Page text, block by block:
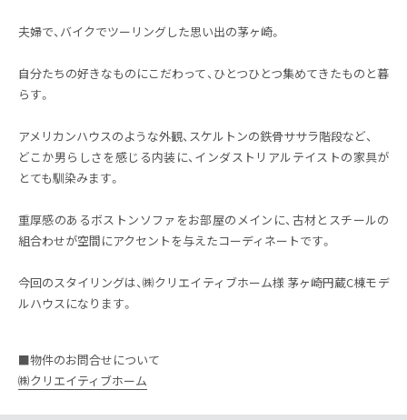
夫婦で、バイクでツーリングした思い出の茅ヶ崎。
自分たちの好きなものにこだわって、ひとつひとつ集めてきたものと暮
らす。
アメリカンハウスのような外観、スケルトンの鉄骨ササラ階段など、
どこか男らしさを感じる内装に、インダストリアルテイストの家具が
とても馴染みます。
重厚感のあるボストンソファをお部屋のメインに、古材とスチールの
組合わせが空間にアクセントを与えたコーディネートです。
今回のスタイリングは、㈱クリエイティブホーム様 茅ヶ崎円蔵C棟モデ
ルハウスになります。
■物件のお問合せについて
㈱クリエイティブホーム